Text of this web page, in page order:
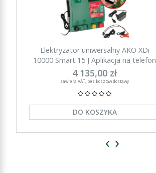
Elektryzator uniwersalny AKO XDi
10000 Smart 15 J Aplikacja na telefon
4 135,00 zł
zawiera VAT, bez kosztów dostawy
DO KOSZYKA
‹ ›